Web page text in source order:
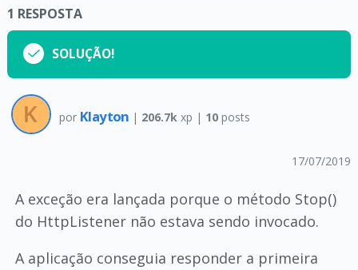
1 RESPOSTA
SOLUÇÃO!
por Klayton | 206.7k xp | 10 posts
17/07/2019
A exceção era lançada porque o método Stop()
do HttpListener não estava sendo invocado.
A aplicação conseguia responder a primeira